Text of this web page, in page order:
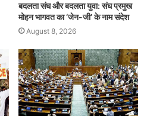
बदलता संघ और बदलता युवा: संघ प्रमुख
मोहन भागवत का ‘जेन-जी’ के नाम संदेश
August 8, 2026